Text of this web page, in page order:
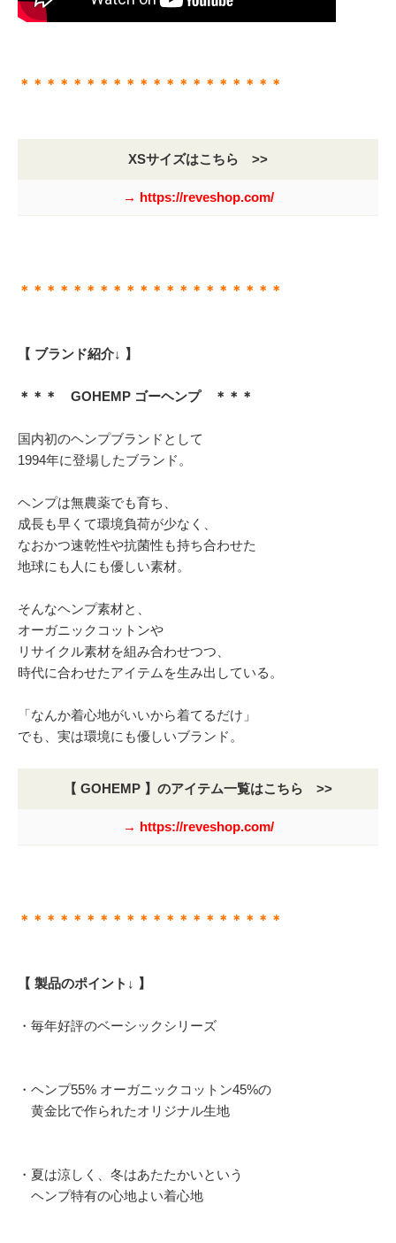
＊＊＊＊＊＊＊＊＊＊＊＊＊＊＊＊＊＊＊＊
XSサイズはこちら >>
→ https://reveshop.com/
＊＊＊＊＊＊＊＊＊＊＊＊＊＊＊＊＊＊＊＊
【 ブランド紹介↓ 】
＊＊＊ GOHEMP ゴーヘンプ ＊＊＊
国内初のヘンプブランドとして
1994年に登場したブランド。
ヘンプは無農薬でも育ち、
成長も早くて環境負荷が少なく、
なおかつ速乾性や抗菌性も持ち合わせた
地球にも人にも優しい素材。
そんなヘンプ素材と、
オーガニックコットンや
リサイクル素材を組み合わせつつ、
時代に合わせたアイテムを生み出している。
「なんか着心地がいいから着てるだけ」
でも、実は環境にも優しいブランド。
【 GOHEMP 】のアイテム一覧はこちら >>
→ https://reveshop.com/
＊＊＊＊＊＊＊＊＊＊＊＊＊＊＊＊＊＊＊＊
【 製品のポイント↓ 】
・毎年好評のベーシックシリーズ
・ヘンプ55% オーガニックコットン45%の
黄金比で作られたオリジナル生地
・夏は涼しく、冬はあたたかいという
ヘンプ特有の心地よい着心地